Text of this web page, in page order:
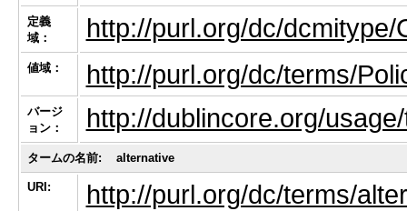
定義
域：
http://purl.org/dc/dcmitype/
値域： http://purl.org/dc/terms/
バージ
ョン：
http://dublincore.org/
タームの名前: alternative
URI: http://purl.org/dc/terms/